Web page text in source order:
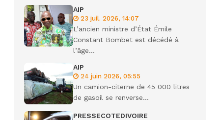
AIP
23 juil. 2026, 14:07
L’ancien ministre d’État Émile
Constant Bombet est décédé à
l’âge...
AIP
24 juin 2026, 05:55
Un camion-citerne de 45 000 litres
de gasoil se renverse...
PRESSECOTEDIVOIRE